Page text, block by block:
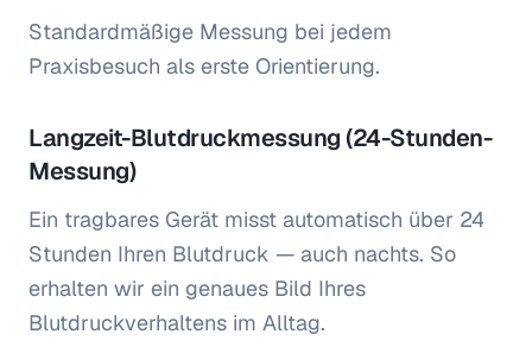
Standardmäßige Messung bei jedem
Praxisbesuch als erste Orientierung.
Langzeit-Blutdruckmessung (24-Stunden-
Messung)
Ein tragbares Gerät misst automatisch über 24
Stunden Ihren Blutdruck — auch nachts. So
erhalten wir ein genaues Bild Ihres
Blutdruckverhaltens im Alltag.